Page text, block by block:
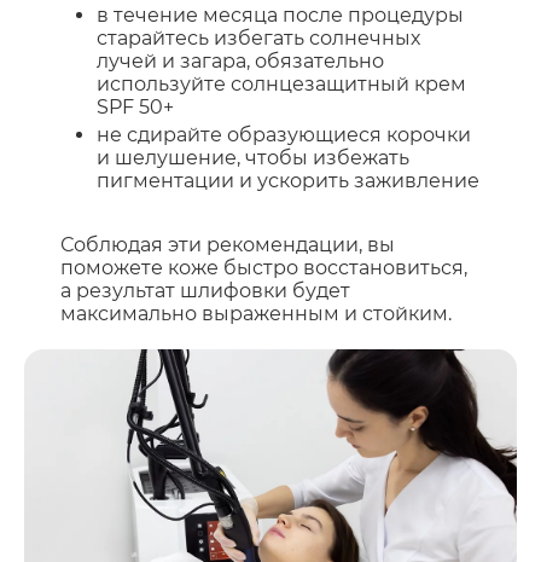
в течение месяца после процедуры
старайтесь избегать солнечных
лучей и загара, обязательно
используйте солнцезащитный крем
SPF 50+
не сдирайте образующиеся корочки
и шелушение, чтобы избежать
пигментации и ускорить заживление
Соблюдая эти рекомендации, вы
поможете коже быстро восстановиться,
а результат шлифовки будет
максимально выраженным и стойким.